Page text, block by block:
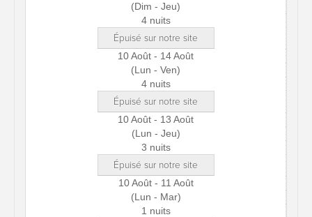
(Dim - Jeu)
4 nuits
Épuisé sur notre site
10 Août - 14 Août
(Lun - Ven)
4 nuits
Épuisé sur notre site
10 Août - 13 Août
(Lun - Jeu)
3 nuits
Épuisé sur notre site
10 Août - 11 Août
(Lun - Mar)
1 nuits